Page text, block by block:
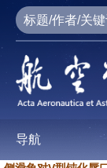
导航